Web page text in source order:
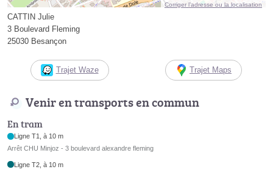
Corriger l’adresse ou la localisation
CATTIN Julie
3 Boulevard Fleming
25030 Besançon
Trajet Waze Trajet Maps
Venir en transports en commun
En tram
Ligne T1, à 10 m
Arrêt CHU Minjoz - 3 boulevard alexandre fleming
Ligne T2, à 10 m